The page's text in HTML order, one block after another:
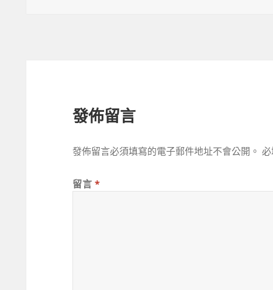
發佈留言
發佈留言必須填寫的電子郵件地址不會公開。
留言*